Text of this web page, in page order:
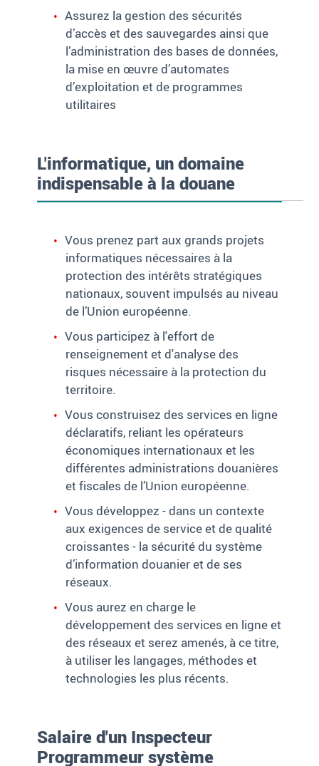
Assurez la gestion des sécurités
d’accès et des sauvegardes ainsi que
l’administration des bases de données,
la mise en œuvre d’automates
d’exploitation et de programmes
utilitaires
L'informatique, un domaine
indispensable à la douane
Vous prenez part aux grands projets
informatiques nécessaires à la
protection des intérêts stratégiques
nationaux, souvent impulsés au niveau
de l’Union européenne.
Vous participez à l'effort de
renseignement et d'analyse des
risques nécessaire à la protection du
territoire.
Vous construisez des services en ligne
déclaratifs, reliant les opérateurs
économiques internationaux et les
différentes administrations douanières
et fiscales de l’Union européenne.
Vous développez - dans un contexte
aux exigences de service et de qualité
croissantes - la sécurité du système
d’information douanier et de ses
réseaux.
Vous aurez en charge le
développement des services en ligne et
des réseaux et serez amenés, à ce titre,
à utiliser les langages, méthodes et
technologies les plus récents.
Salaire d'un Inspecteur
Programmeur système